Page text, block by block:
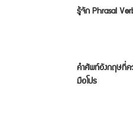
รู้จัก Phrasal
คำศัพท์อังกฤษที่ค
มือโปร